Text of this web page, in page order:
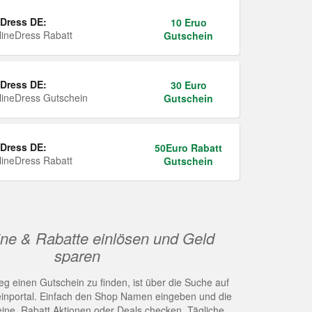
DE:
Rabatt
10 Eruo
Gutschein
DE:
Gutschein
30 Euro
Gutschein
DE:
Rabatt
50Euro Rabatt
Gutschein
& Rabatte einlösen und Geld
sparen
einen Gutschein zu finden, ist über die Suche auf
Einfach den Shop Namen eingeben und die